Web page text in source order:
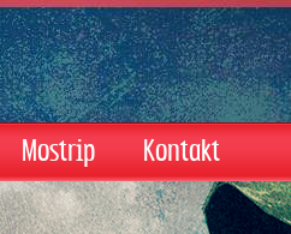
Mostrip Kontakt